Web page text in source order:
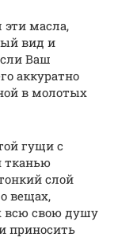
эти масла,
вид и
Ваш
аккуратно
в молотых
гущи с
тканью
слой
вещах,
всю свою душу
приносить